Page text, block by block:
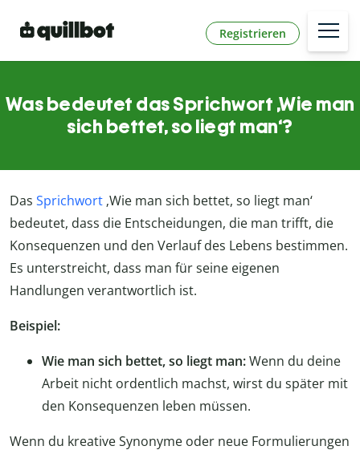
Registrieren
Was bedeutet das Sprichwort ‚Wie man
sich bettet, so liegt man‘?
Das Sprichwort ‚Wie man sich bettet, so liegt man‘
bedeutet, dass die Entscheidungen, die man trifft, die
Konsequenzen und den Verlauf des Lebens bestimmen.
Es unterstreicht, dass man für seine eigenen
Handlungen verantwortlich ist.
Beispiel:
Wie man sich bettet, so liegt man:Wenn du deine
Arbeit nicht ordentlich machst, wirst du später mit
den Konsequenzen leben müssen.
Wenn du kreative Synonyme oder neue Formulierungen